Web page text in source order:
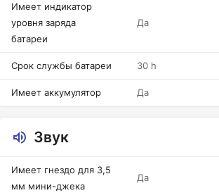
Имеет индикатор
уровня заряда
батареи
Да
Срок службы батареи 30 h
Имеет аккумулятор Да
Звук
Имеет гнездо для 3,5
мм мини-джека
Да